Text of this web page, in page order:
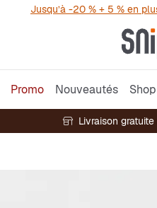
Jusqu’à -20 % + 5 % en
Promo Nouveautés
Livraison